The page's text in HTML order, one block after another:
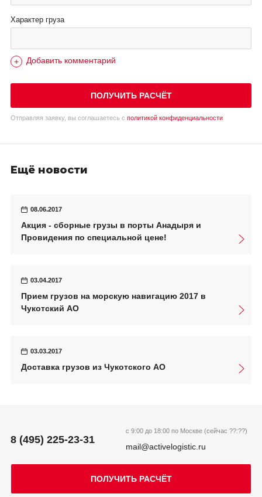
Характер груза
Добавить комментарий
ПОЛУЧИТЬ РАСЧЁТ
Отправляя заявку, вы соглашаетесь с политикой конфиденциальности
Ещё новости
08.06.2017
Акция - сборные грузы в порты Анадыря и
Провидения по специальной цене!
03.04.2017
Прием грузов на морскую навигацию 2017 в
Чукотский АО
03.03.2017
Доставка грузов из Чукотского АО
8 (495) 225-23-31
с 9:00 до 18:00 по Москве (сейчас ??:??)
mail@activelogistic.ru
ПОЛУЧИТЬ РАСЧЁТ